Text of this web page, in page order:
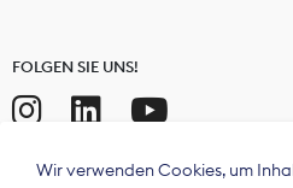
FOLGEN SIE UNS!
Wir verwenden Cookies, um